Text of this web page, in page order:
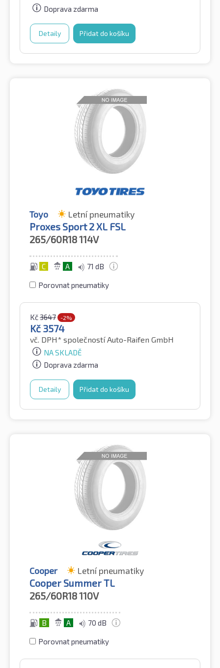
Doprava zdarma
Detaily Přidat do košíku
Toyo Letní pneumatiky
Proxes Sport 2 XL FSL
265/60R18114V
C A 71 dB
Porovnat pneumatiky
Kč3647 -2%
Kč 3574
vč. DPH* společností Auto-Raifen GmbH
NA SKLADĚ
Doprava zdarma
Detaily Přidat do košíku
Cooper Letní pneumatiky
Cooper Summer TL
265/60R18110V
B A 70 dB
Porovnat pneumatiky